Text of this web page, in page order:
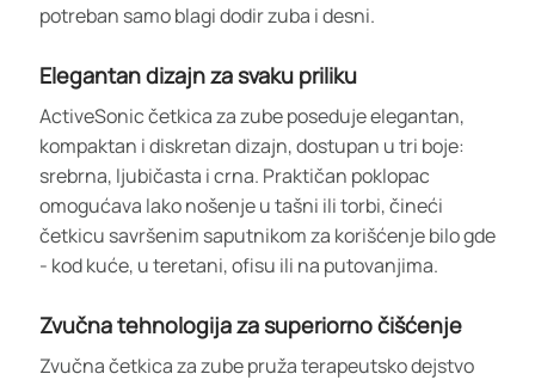
potreban samo blagi dodir zuba i desni.
Elegantan dizajn za svaku priliku
ActiveSonic četkica za zube poseduje elegantan,
kompaktan i diskretan dizajn, dostupan u tri boje:
srebrna, ljubičasta i crna. Praktičan poklopac
omogućava lako nošenje u tašni ili torbi, čineći
četkicu savršenim saputnikom za korišćenje bilo gde
- kod kuće, u teretani, ofisu ili na putovanjima.
Zvučna tehnologija za superiorno čišćenje
Zvučna četkica za zube pruža terapeutsko dejstvo